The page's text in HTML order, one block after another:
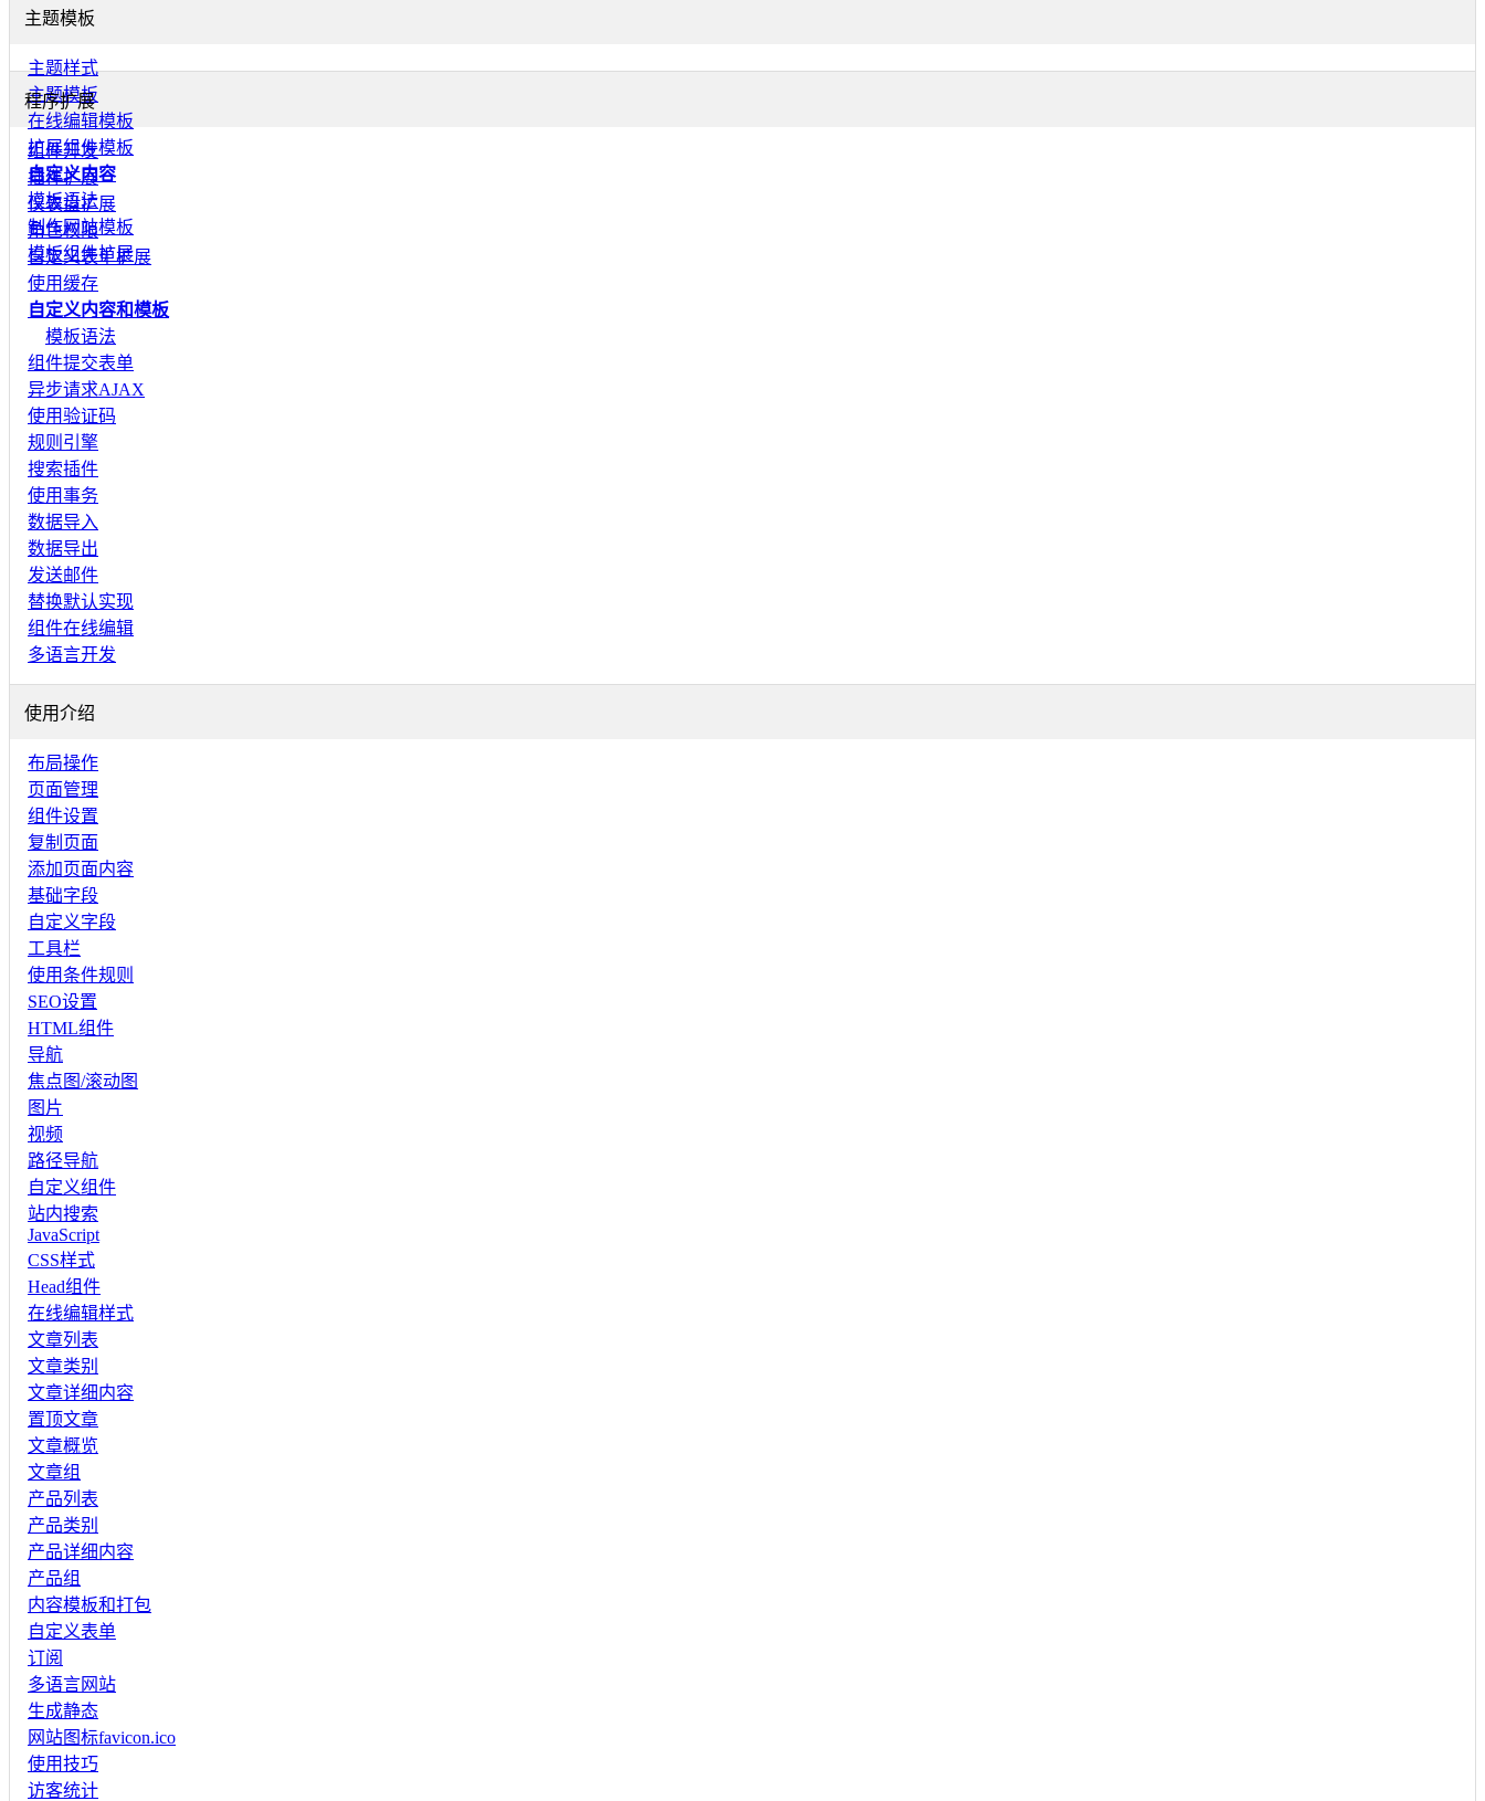
主题模板
主题样式
主题模板
在线编辑模板
扩展组件模板
自定义内容
模板语法
制作网站模板
模板组件扩展
程序扩展
组件开发
插件扩展
仪表盘扩展
角色权限
自定义表单扩展
使用缓存
自定义内容和模板
模板语法
组件提交表单
异步请求AJAX
使用验证码
规则引擎
搜索插件
使用事务
数据导入
数据导出
发送邮件
替换默认实现
组件在线编辑
多语言开发
使用介绍
布局操作
页面管理
组件设置
复制页面
添加页面内容
基础字段
自定义字段
工具栏
使用条件规则
SEO设置
HTML组件
导航
焦点图/滚动图
图片
视频
路径导航
自定义组件
站内搜索
JavaScript
CSS样式
Head组件
在线编辑样式
文章列表
文章类别
文章详细内容
置顶文章
文章概览
文章组
产品列表
产品类别
产品详细内容
产品组
内容模板和打包
自定义表单
订阅
多语言网站
生成静态
网站图标favicon.ico
使用技巧
访客统计